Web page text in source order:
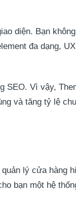
diện. Bạn
đa dạng,
SEO. Vì vậy,
và tăng tỷ lệ
lý cửa hàng
bạn một hệ